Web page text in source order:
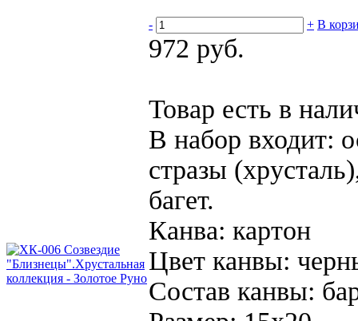
- + В
972 руб.
Товар есть в
В набор входит:
стразы
багет.
Канва: картон
Цвет канвы:
Состав канвы: